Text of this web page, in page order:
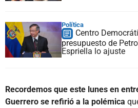
Política
Centro
presupuesto de
Espriella lo ajuste
Recordemos que este lunes en
Guerrero se refirió a la polémica